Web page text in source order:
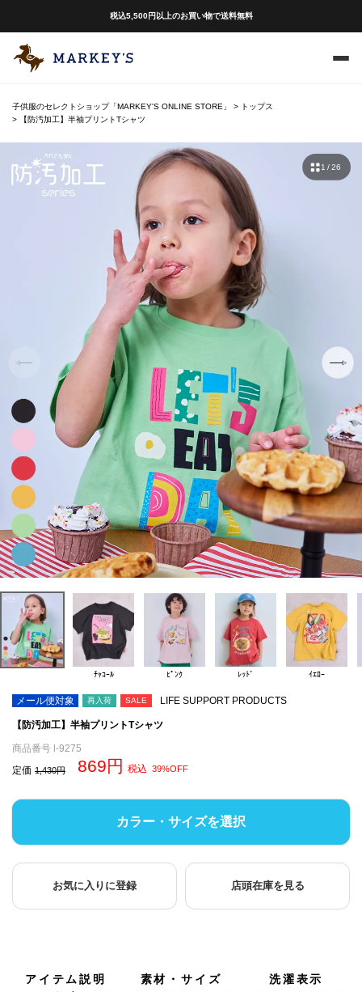
税込5,500円以上のお買い物で送料無料
子供服のセレクトショップ「MARKEY'S ONLINE STORE」
トップス
【防汚加工】半袖プリントTシャツ
ﾁｬｺｰﾙ ﾋﾟﾝｸ ﾚｯﾄﾞ ｲｴﾛｰ
1 / 26
メール便対象 再入荷 SALE LIFE SUPPORT PRODUCTS
【防汚加工】半袖プリントTシャツ
商品番号 l-9275
定価 1,430 869 税込 39%OFF
カラー・サイズを選択
お気に入りに登録 店頭在庫を見る
アイテム説明 素材・サイズ 洗濯表示